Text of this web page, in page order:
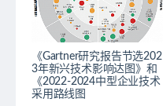
《Gartner研究报告节选202
3年新兴技术影响达图》和
《2022-2024中型企业技术
采用路线图